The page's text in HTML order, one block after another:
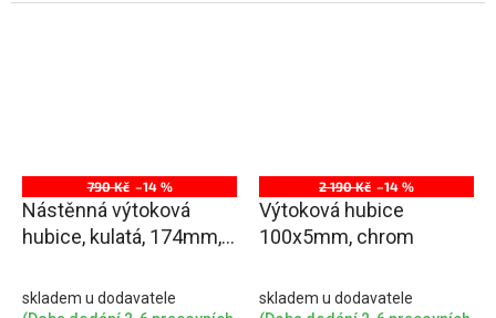
790 Kč –14 %
Nástěnná výtoková
hubice, kulatá, 174mm,
skladem u dodavatele
2 190 Kč –14 %
Výtoková hubice
100x5mm, chrom
skladem u dodavatele